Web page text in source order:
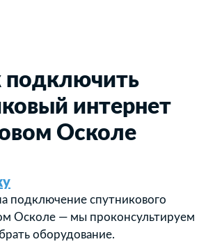
подключить
интернет
Осколе
подключение спутникового
Осколе — мы проконсультируем
оборудование.